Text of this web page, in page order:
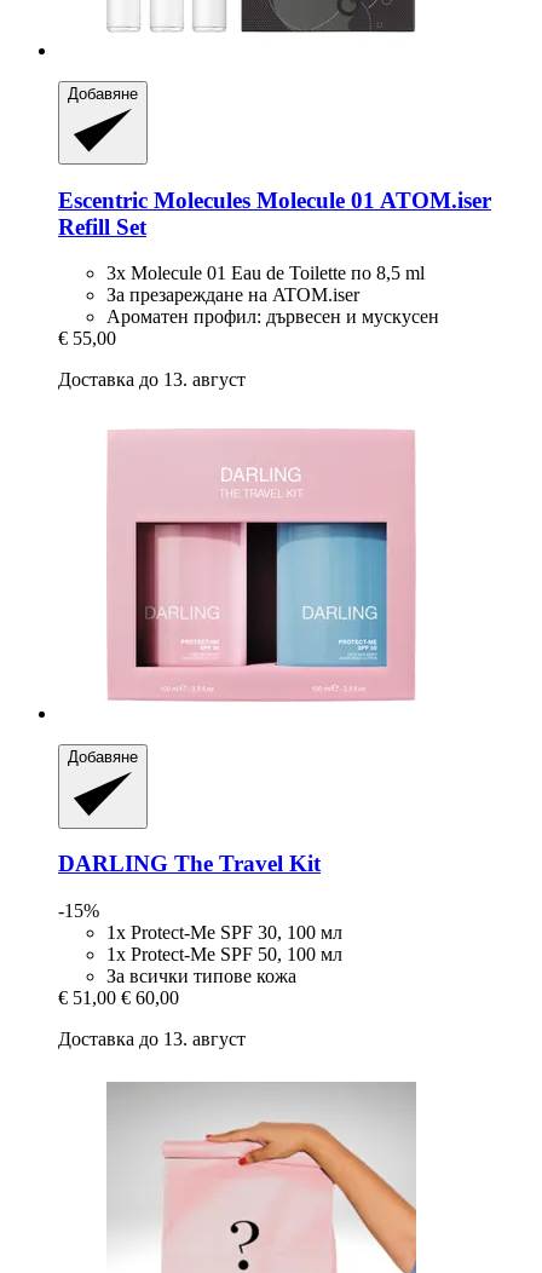
Добавяне
Escentric Molecules Molecule 01 ATOM.iser
Refill Set
3x Molecule 01 Eau de Toilette по 8,5 ml
За презареждане на ATOM.iser
Ароматен профил: дървесен и мускусен
€ 55,00
Доставка до 13. август
Добавяне
DARLING The Travel Kit
-15%
1x Protect-Me SPF 30, 100 мл
1x Protect-Me SPF 50, 100 мл
За всички типове кожа
€ 51,00 € 60,00
Доставка до 13. август